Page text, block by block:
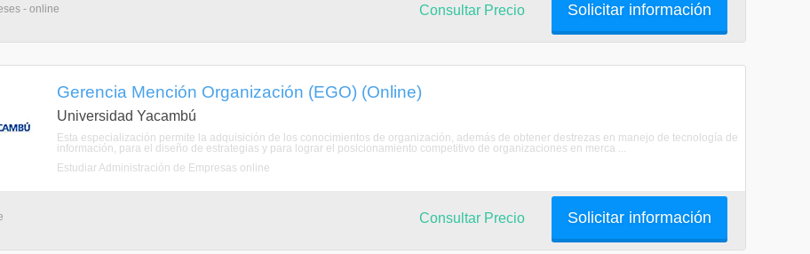
- online Solicitar información
Consultar Precio
Gerencia Mención Organización (EGO) (Online)
Universidad Yacambú
Esta especialización permite la adquisición de los conocimientos de organización, además de obtener destrezas en manejo de tecnología de
información, para el diseño de estrategias y para lograr el posicionamiento competitivo de organizaciones en merca ...
Estudiar Administración de Empresas online
Solicitar información
Consultar Precio